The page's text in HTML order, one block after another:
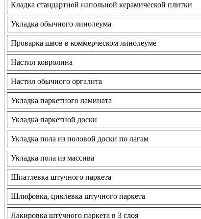
Кладка стандартной напольной керамической плитки
Укладка обычного линолеума
Проварка швов в коммерческом линолеуме
Настил ковролина
Настил обычного оргалита
Укладка паркетного ламината
Укладка паркетной доски
Укладка пола из половой доски по лагам
Укладка пола из массива
Шпатлевка штучного паркета
Шлифовка, циклевка штучного паркета
Лакировка штучного паркета в 3 слоя